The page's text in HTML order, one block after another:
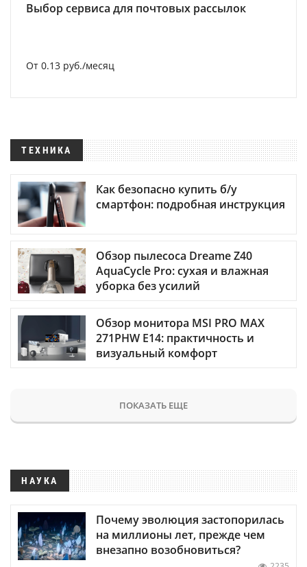
Выбор сервиса для почтовых рассылок
От 0.13 руб./месяц
ТЕХНИКА
Как безопасно купить б/у
смартфон: подробная инструкция
Обзор пылесоса Dreame Z40
AquaCycle Pro: сухая и влажная
уборка без усилий
Обзор монитора MSI PRO MAX
271PHW E14: практичность и
визуальный комфорт
ПОКАЗАТЬ ЕЩЕ
НАУКА
Почему эволюция застопорилась
на миллионы лет, прежде чем
внезапно возобновиться?